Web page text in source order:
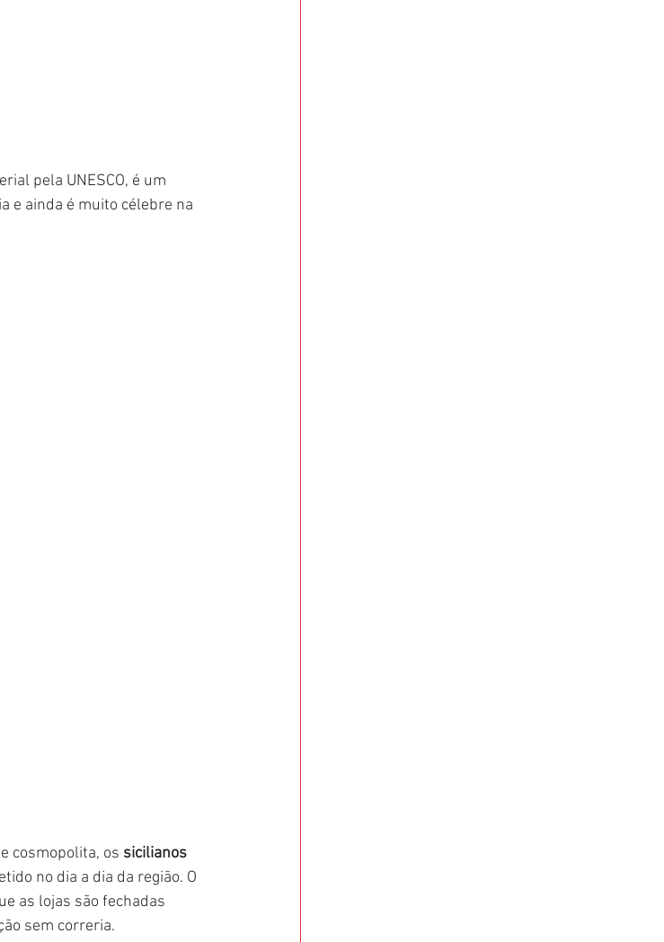
pela UNESCO, é um
e ainda é muito célebre na
cosmopolita, os sicilianos
no dia a dia da região. O
as lojas são fechadas
sem correria.